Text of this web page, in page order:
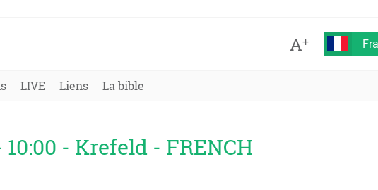
A+
LIVE Liens La bible
10:00 - Krefeld - FRENCH